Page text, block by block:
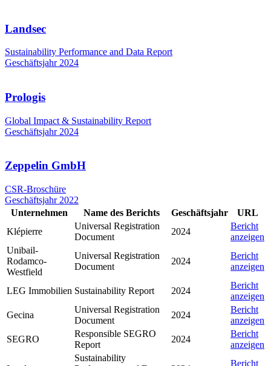
Landsec
Sustainability Performance and Data Report
Geschäftsjahr 2024
Prologis
Global Impact & Sustainability Report
Geschäftsjahr 2024
Zeppelin GmbH
CSR-Broschüre
Geschäftsjahr 2022
Unternehmen
Name des Berichts Geschäftsjahr
URL
Klépierre
Universal Registration
Document
2024
Bericht
anzeigen
Unibail-
Rodamco-
Westfield
Universal Registration
Document
2024
Bericht
anzeigen
LEG Immobilien Sustainability Report 2024
Bericht
anzeigen
Gecina
Universal Registration
Document
2024
Bericht
anzeigen
SEGRO
Responsible SEGRO
Report
2024
Bericht
anzeigen
Sustainability
Bericht